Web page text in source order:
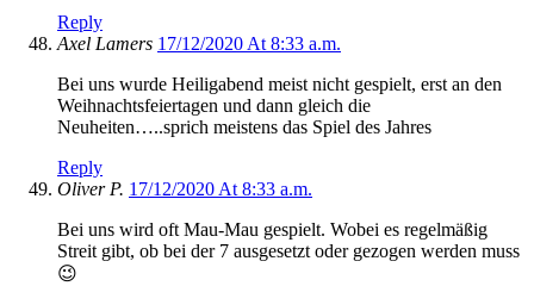
Reply
Axel Lamers 17/12/2020 At 8:33 a.m.
Bei uns wurde Heiligabend meist nicht gespielt, erst an den
Weihnachtsfeiertagen und dann gleich die
Neuheiten…..sprich meistens das Spiel des Jahres
Reply
Oliver P. 17/12/2020 At 8:33 a.m.
Bei uns wird oft Mau-Mau gespielt. Wobei es regelmäßig
Streit gibt, ob bei der 7 ausgesetzt oder gezogen werden muss
😉